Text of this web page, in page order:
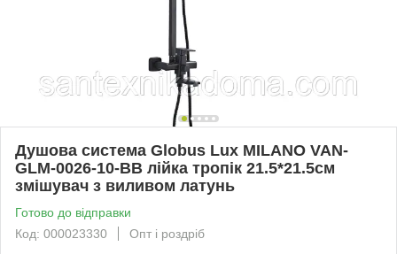
Душова система Globus Lux MILANO VAN-
GLM-0026-10-BB лійка тропік 21.5*21.5см
змішувач з виливом латунь
Готово до відправки
Код: 000023330
Опт і роздріб